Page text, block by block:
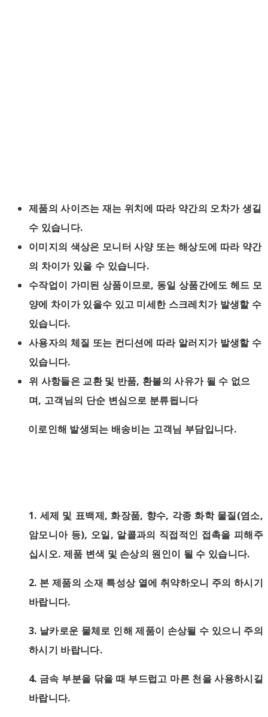
제품의 사이즈는 재는 위치에 따라 약간의 오차가 생길
수 있습니다.
이미지의 색상은 모니터 사양 또는 해상도에 따라 약간
의 차이가 있을 수 있습니다.
수작업이 가미된 상품이므로, 동일 상품간에도 헤드 모
양에 차이가 있을수 있고 미세한 스크레치가 발생할 수
있습니다.
사용자의 체질 또는 컨디션에 따라 알러지가 발생할 수
있습니다.
위 사항들은 교환 및 반품, 환불의 사유가 될 수 없으
며, 고객님의 단순 변심으로 분류됩니다
이로인해 발생되는 배송비는 고객님 부담입니다.
1. 세제 및 표백제, 화장품, 향수, 각종 화학 물질(염소,
암모니아 등), 오일, 알콜과의 직접적인 접촉을 피해주
십시오. 제품 변색 및 손상의 원인이 될 수 있습니다.
2. 본 제품의 소재 특성상 열에 취약하오니 주의 하시기
바랍니다.
3. 날카로운 물체로 인해 제품이 손상될 수 있으니 주의
하시기 바랍니다.
4. 금속 부분을 닦을 때 부드럽고 마른 천을 사용하시길
바랍니다.